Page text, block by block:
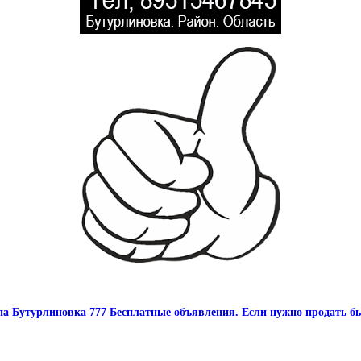
Бутурлиновка 777 Бесплатные объявления. Если нужно продать